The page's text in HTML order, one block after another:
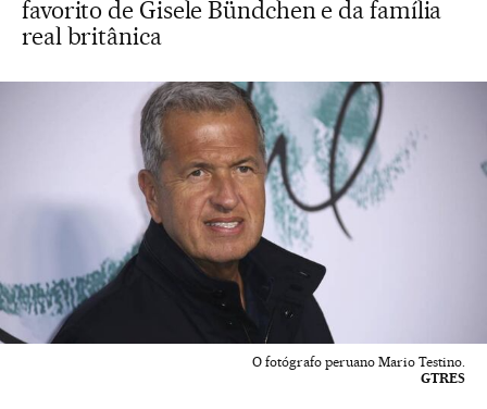
favorito de Gisele Bündchen e da família
real britânica
O fotógrafo peruano Mario Testino.
GTRES